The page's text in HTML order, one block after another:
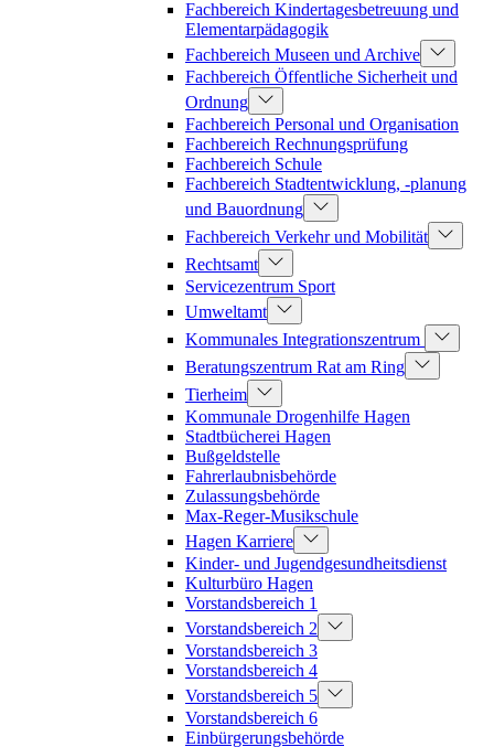
Fachbereich Kindertagesbetreuung und
Elementarpädagogik
Fachbereich Museen und Archive
Fachbereich Öffentliche Sicherheit und
Ordnung
Fachbereich Personal und Organisation
Fachbereich Rechnungsprüfung
Fachbereich Schule
Fachbereich Stadtentwicklung, -planung
und Bauordnung
Fachbereich Verkehr und Mobilität
Rechtsamt
Servicezentrum Sport
Umweltamt
Kommunales Integrationszentrum
Beratungszentrum Rat am Ring
Tierheim
Kommunale Drogenhilfe Hagen
Stadtbücherei Hagen
Bußgeldstelle
Fahrerlaubnisbehörde
Zulassungsbehörde
Max-Reger-Musikschule
Hagen Karriere
Kinder- und Jugendgesundheitsdienst
Kulturbüro Hagen
Vorstandsbereich 1
Vorstandsbereich 2
Vorstandsbereich 3
Vorstandsbereich 4
Vorstandsbereich 5
Vorstandsbereich 6
Einbürgerungsbehörde